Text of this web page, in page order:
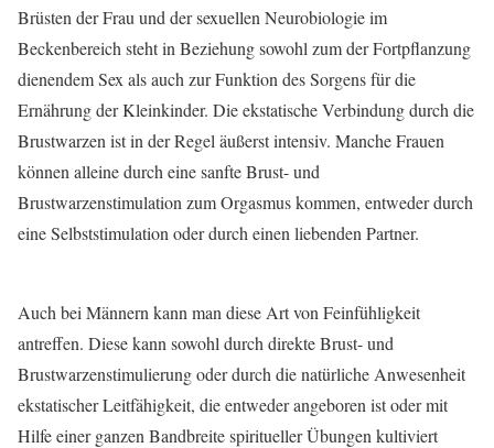
Brüsten der Frau und der sexuellen Neurobiologie im
Beckenbereich steht in Beziehung sowohl zum der Fortpflanzung
dienendem Sex als auch zur Funktion des Sorgens für die
Ernährung der Kleinkinder. Die ekstatische Verbindung durch die
Brustwarzen ist in der Regel äußerst intensiv. Manche Frauen
können alleine durch eine sanfte Brust- und
Brustwarzenstimulation zum Orgasmus kommen, entweder durch
eine Selbststimulation oder durch einen liebenden Partner.
Auch bei Männern kann man diese Art von Feinfühligkeit
antreffen. Diese kann sowohl durch direkte Brust- und
Brustwarzenstimulierung oder durch die natürliche Anwesenheit
ekstatischer Leitfähigkeit, die entweder angeboren ist oder mit
Hilfe einer ganzen Bandbreite spiritueller Übungen kultiviert